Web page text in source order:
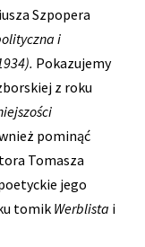
Szpopera
i
Pokazujemy
z roku
pominąć
Tomasza
jego
tomik Werblista i